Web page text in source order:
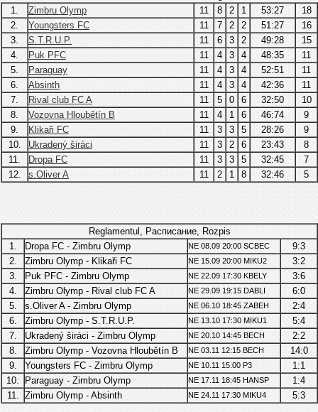
1.
Zimbru Olymp 11 8 2 1 53:27
18
2.
Youngsters FC 11 7 2 2 51:27
16
3.
S.T.R.U.P. 11 6 3 2 49:28
15
4.
Puk PFC 11 4 3 4 48:35
11
5.
Paraguay 11 4 3 4 52:51
11
6.
Absinth 11 4 3 4 42:36
11
7.
Rival club FC A 11 5 0 6 32:50
10
8.
Vozovna Hloubětín B 11 4 1 6 46:74
9
9.
Klikaři FC 11 3 3 5 28:26
9
10.
Ukradený širáci 11 3 2 6 23:43
8
11.
Dropa FC 11 3 3 5 32:45
7
12.
s.Oliver A 11 2 1 8 32:46 5
Reglamentul, Расписание, Rozpis
1.
Dropa FC - Zimbru Olymp NE 08.09 20:00 SCBEC
9:3
2.
Zimbru Olymp - Klikaři FC NE 15.09 20:00 MIKU2
3:2
3.
Puk PFC - Zimbru Olymp NE 22.09 17:30 KBELY
3:6
4.
Zimbru Olymp - Rival club FC A NE 29.09 19:15 DABLI
6:0
5.
s.Oliver A - Zimbru Olymp NE 06.10 18:45 ZABEH
2:4
6.
Zimbru Olymp - S.T.R.U.P. NE 13.10 17:30 MIKU1
5:4
7.
Ukradený širáci - Zimbru Olymp NE 20.10 14:45 BECH
2:2
8.
Zimbru Olymp - Vozovna Hloubětín B NE 03.11 12:15 BECH
14:0
9.
Youngsters FC - Zimbru Olymp NE 10.11 15:00 P3
1:1
10.
Paraguay - Zimbru Olymp NE 17.11 18:45 HANSP
1:4
11. Zimbru Olymp - Absinth NE 24.11 17:30 MIKU4 5:3